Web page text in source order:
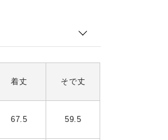
着丈 そで丈
67.5 59.5